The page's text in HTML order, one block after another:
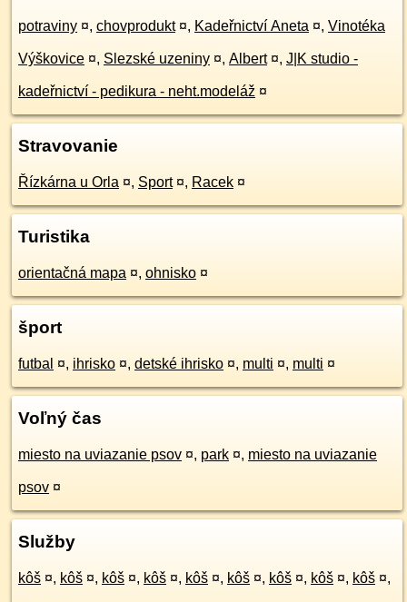
potraviny ¤, chovprodukt ¤, Kadeřnictví Aneta ¤, Vinotéka
Výškovice ¤, Slezské uzeniny ¤, Albert ¤, J|K studio -
kadeřnictví - pedikura - neht.modeláž ¤
Stravovanie
Řízkárna u Orla ¤, Sport ¤, Racek ¤
Turistika
orientačná mapa ¤, ohnisko ¤
šport
futbal ¤, ihrisko ¤, detské ihrisko ¤, multi ¤, multi ¤
Voľný čas
miesto na uviazanie psov ¤, park ¤, miesto na uviazanie
psov ¤
Služby
kôš ¤, kôš ¤, kôš ¤, kôš ¤, kôš ¤, kôš ¤, kôš ¤, kôš ¤, kôš ¤,